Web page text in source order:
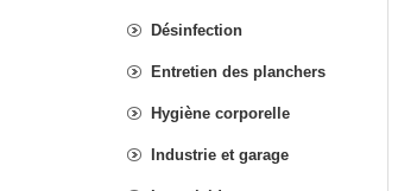
Désinfection
Entretien des planchers
Hygiène corporelle
Industrie et garage